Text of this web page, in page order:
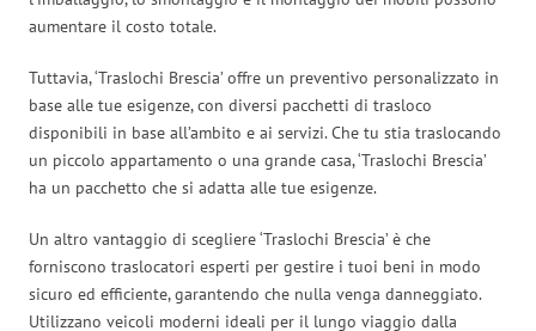
aumentare il costo totale.
Tuttavia, ‘Traslochi Brescia’ offre un preventivo personalizzato in
base alle tue esigenze, con diversi pacchetti di trasloco
disponibili in base all’ambito e ai servizi. Che tu stia traslocando
un piccolo appartamento o una grande casa, ‘Traslochi Brescia’
ha un pacchetto che si adatta alle tue esigenze.
Un altro vantaggio di scegliere ‘Traslochi Brescia’ è che
forniscono traslocatori esperti per gestire i tuoi beni in modo
sicuro ed efficiente, garantendo che nulla venga danneggiato.
Utilizzano veicoli moderni ideali per il lungo viaggio dalla